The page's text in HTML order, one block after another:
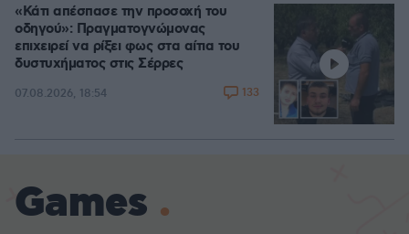
«Κάτι απέσπασε την προσοχή του
οδηγού»: Πραγματογνώμονας
επιχειρεί να ρίξει φως στα αίτια του
δυστυχήματος στις Σέρρες
07.08.2026, 18:54 133
Games